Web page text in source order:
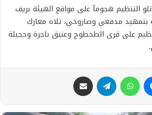
التنظيم هجومآ على مواقع الهيئة بريف
بتمهيد مدفعي وصاروخي، تلاه معارك
على قرى الطحطوح وعنيق باجرة وحجيلة
ماسنجر واتساب تيلقرام